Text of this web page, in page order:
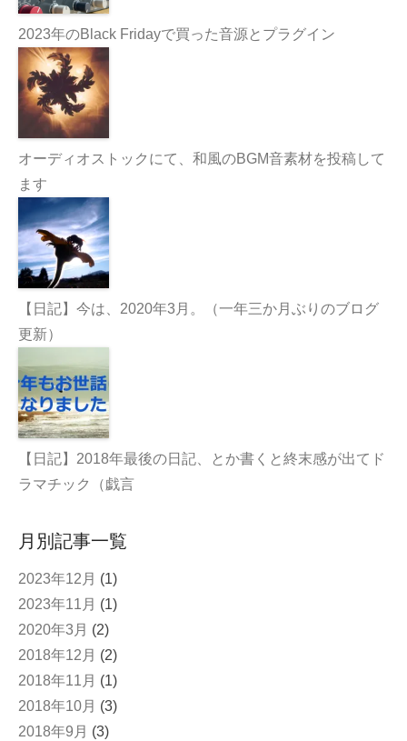
2023年のBlack Fridayで買った音源とプラグイン
オーディオストックにて、和風のBGM音素材を投稿して
ます
【日記】今は、2020年3月。（一年三か月ぶりのブログ
更新）
【日記】2018年最後の日記、とか書くと終末感が出てド
ラマチック（戯言
月別記事一覧
2023年12月 (1)
2023年11月 (1)
2020年3月 (2)
2018年12月 (2)
2018年11月 (1)
2018年10月 (3)
2018年9月 (3)